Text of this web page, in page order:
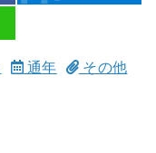
通年
その他